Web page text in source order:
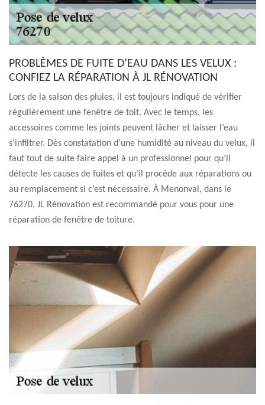
PROBLÈMES DE FUITE D’EAU DANS LES VELUX :
CONFIEZ LA RÉPARATION À JL RÉNOVATION
Lors de la saison des pluies, il est toujours indiqué de vérifier
régulièrement une fenêtre de toit. Avec le temps, les
accessoires comme les joints peuvent lâcher et laisser l’eau
s’infiltrer. Dès constatation d’une humidité au niveau du velux, il
faut tout de suite faire appel à un professionnel pour qu’il
détecte les causes de fuites et qu’il procède aux réparations ou
au remplacement si c’est nécessaire. À Menonval, dans le
76270, JL Rénovation est recommandé pour vous pour une
réparation de fenêtre de toiture.